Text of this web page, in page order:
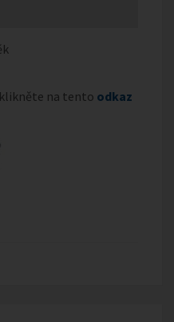
na tento odkaz